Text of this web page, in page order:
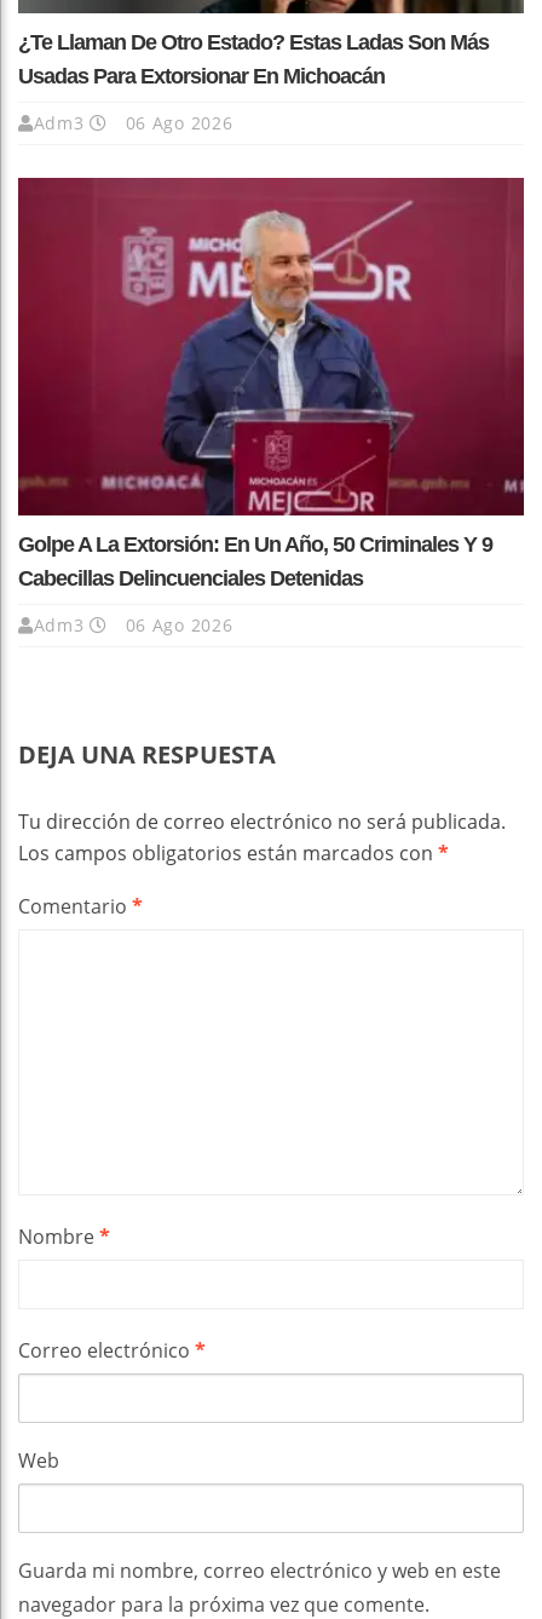
¿Te Llaman De Otro Estado? Estas Ladas Son Más
Usadas Para Extorsionar En Michoacán
Adm3 06 Ago 2026
Golpe A La Extorsión: En Un Año, 50 Criminales Y 9
Cabecillas Delincuenciales Detenidas
Adm3 06 Ago 2026
DEJA UNA RESPUESTA
Tu dirección de correo electrónico no será publicada.
Los campos obligatorios están marcados con *
Comentario *
Nombre*
Correo electrónico *
Web
Guarda mi nombre, correo electrónico y web en este
navegador para la próxima vez que comente.